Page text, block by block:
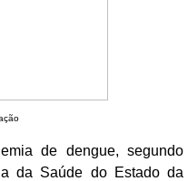
de dengue, segundo
da Saúde do Estado da